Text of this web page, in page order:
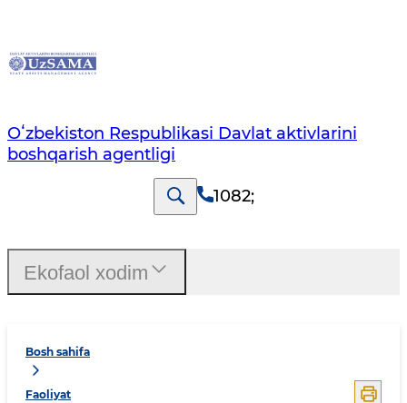
Oʻzbekiston Respublikasi Davlat aktivlarini
boshqarish agentligi
1082;
Bosh sahifa
Faoliyat
Ekofaol xodim